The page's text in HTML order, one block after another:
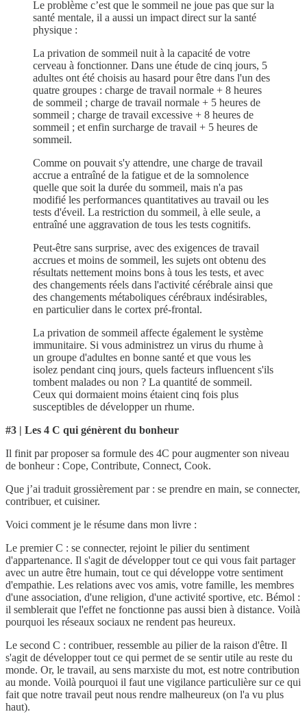
Le problème c’est que le sommeil ne joue pas que sur la
santé mentale, il a aussi un impact direct sur la santé
physique :
La privation de sommeil nuit à la capacité de votre
cerveau à fonctionner. Dans une étude de cinq jours, 5
adultes ont été choisis au hasard pour être dans l'un des
quatre groupes : charge de travail normale + 8 heures
de sommeil ; charge de travail normale + 5 heures de
sommeil ; charge de travail excessive + 8 heures de
sommeil ; et enfin surcharge de travail + 5 heures de
sommeil.
Comme on pouvait s'y attendre, une charge de travail
accrue a entraîné de la fatigue et de la somnolence
quelle que soit la durée du sommeil, mais n'a pas
modifié les performances quantitatives au travail ou les
tests d'éveil. La restriction du sommeil, à elle seule, a
entraîné une aggravation de tous les tests cognitifs.
Peut-être sans surprise, avec des exigences de travail
accrues et moins de sommeil, les sujets ont obtenu des
résultats nettement moins bons à tous les tests, et avec
des changements réels dans l'activité cérébrale ainsi que
des changements métaboliques cérébraux indésirables,
en particulier dans le cortex pré-frontal.
La privation de sommeil affecte également le système
immunitaire. Si vous administrez un virus du rhume à
un groupe d'adultes en bonne santé et que vous les
isolez pendant cinq jours, quels facteurs influencent s'ils
tombent malades ou non ? La quantité de sommeil.
Ceux qui dormaient moins étaient cinq fois plus
susceptibles de développer un rhume.
#3 | Les 4 C qui génèrent du bonheur
Il finit par proposer sa formule des 4C pour augmenter son niveau
de bonheur : Cope, Contribute, Connect, Cook.
Que j’ai traduit grossièrement par : se prendre en main, se connecter,
contribuer, et cuisiner.
Voici comment je le résume dans mon livre :
Le premier C : se connecter, rejoint le pilier du sentiment
d'appartenance. Il s'agit de développer tout ce qui vous fait partager
avec un autre être humain, tout ce qui développe votre sentiment
d'empathie. Les relations avec vos amis, votre famille, les membres
d'une association, d'une religion, d'une activité sportive, etc. Bémol :
il semblerait que l'effet ne fonctionne pas aussi bien à distance. Voilà
pourquoi les réseaux sociaux ne rendent pas heureux.
Le second C : contribuer, ressemble au pilier de la raison d'être. Il
s'agit de développer tout ce qui permet de se sentir utile au reste du
monde. Or, le travail, au sens marxiste du mot, est notre contribution
au monde. Voilà pourquoi il faut une vigilance particulière sur ce qui
fait que notre travail peut nous rendre malheureux (on l'a vu plus
haut).